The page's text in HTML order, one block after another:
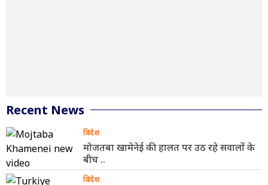
Recent News
विदेश
मोजतबा खामेनेई की हालत पर उठ रहे सवालों के
बीच ..
विदेश